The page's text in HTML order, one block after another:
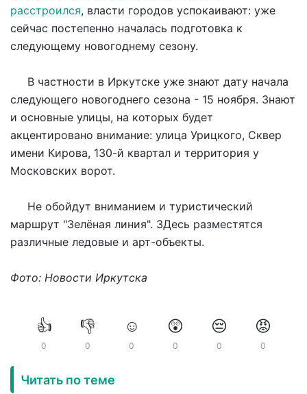
расстроился, власти городов успокаивают: уже
сейчас постепенно началась подготовка к
следующему новогоднему сезону.
В частности в Иркутске уже знают дату начала
следующего новогоднего сезона - 15 ноября. Знают
и основные улицы, на которых будет
акцентировано внимание: улица Урицкого, Сквер
имени Кирова, 130-й квартал и территория у
Московских ворот.
Не обойдут вниманием и туристический
маршрут "Зелёная линия". ЗДесь разместятся
различные ледовые и арт-объекты.
Фото: Новости Иркутска
👍
0
👎
0
☺️
0
😲
0
😔
0
😡
0
Читать по теме